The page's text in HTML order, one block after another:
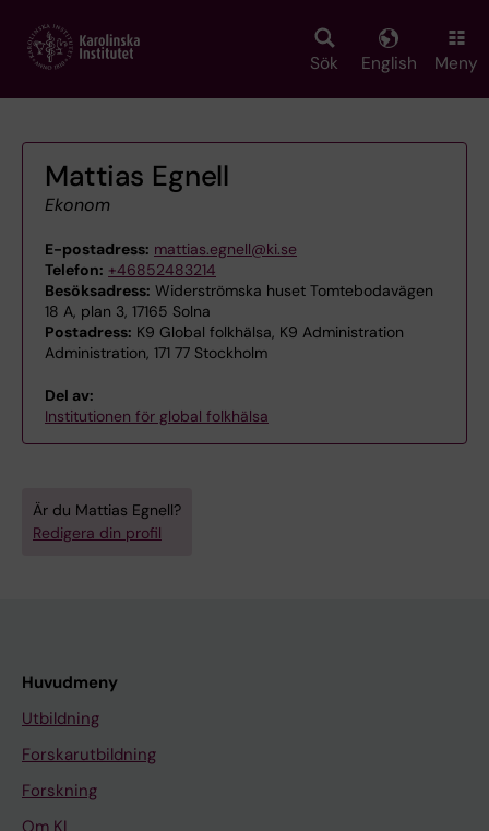
main
Sök English Meny
Mattias Egnell
Ekonom
E-postadress: mattias.egnell@ki.se
Telefon: +46852483214
Besöksadress: Widerströmska huset Tomtebodavägen
18 A, plan 3, 17165 Solna
Postadress: K9 Global folkhälsa, K9 Administration
Administration, 171 77 Stockholm
Del av:
Institutionen för global folkhälsa
Är du Mattias Egnell?
Redigera din profil
Huvudmeny
Utbildning
Forskarutbildning
Forskning
Om KI